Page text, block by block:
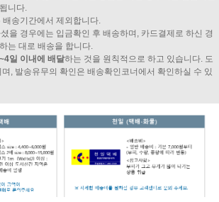
니다.
송기간에서 제외합니다.
을 경우에는 입금확인 후 배송하며, 카드결제로 하신 경
는 대로 배송을 합니다.
일 이내에 배달하는 것을 원칙적으로 하고 있습니다. 도
, 발송유무의 확인은 배송확인코너에서 확인하실 수 있